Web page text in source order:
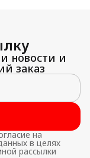
новости и
заказ
на
в целях
рассылки